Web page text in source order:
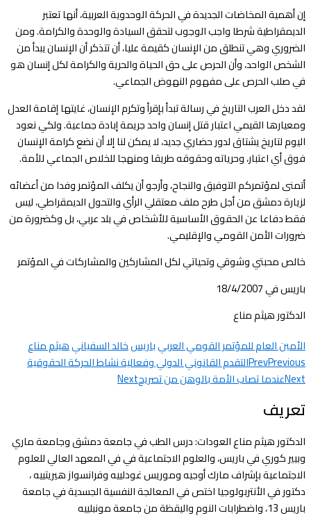
إن أهمية المخاضات الجديدة في الحركة الوحدوية العربية، أنها تعتبر
الديمقراطية شرطا واجب الوجوب لتحقق السيادة والوحدة والكرامة. ومن
الضروري وهي تنطلق من الإنسان كقيمة عليا، أن تتذكر أن الإنسان يبدأ من
الشخص الواحد، وأن الحرص على حق الحياة والحرية والكرامة لكل إنسان هو
في صلب الحرص على مفهوم النهوض الجماعي.
لقد دخل العرب التاريخ في رسالة تبدأ بإقرأ وتكرم الإنسان، غايتها إقامة العدل
ومعيارها القيمي اعتبار قتل إنسان واحد جريمة إبادة جماعية. ولكي نعود
اليوم لتاريخ يشتاق لدور حضاري جديد، لا يمكن لنا إلا أن نضع كرامة الإنسان
فوق أي اعتبار، وحرياته وحقوقه طريقا ومنهجا للخلاص الجماعي للأمة.
أتمنى لمؤتمركم التوفيق والنجاح، وأرجو أن يكلف المؤتمر وفدا من أعضائه
لزيارة دمشق من أجل طرح ملف معتقلي الرأي والتحول الديمقراطي، ليس
فقط دفاعا عن الحقوق الأساسية للأشخاص في بلد عربي، بل وكضرورة من
ضرورات الأمن القومي والإقليمي.
خالص محبتي وشوقي وتحياتي لكل المشاركين والمشاركات في المؤتمر
باريس في 18/4/2007
الدكتور هيثم مناع
الأمين العام للمؤتمر القومي العربيباريسخالد السفيانيهيثم مناع
PrevPrevious
التقدم القانوني الدولي وفعالية نشاط الحركة الحقوقية
Nextعندما تصاب الأمة بالوهن من تصريحNext
تعريف
الدكتور هيثم مناع العودات: درس الطب في جامعة دمشق وجامعة ماري
وبيير كوري في باريس، والعلوم الاجتماعية في في المعهد العالي للعلوم
الاجتماعية بإشراف مارك أوجيه وموريس غودلييه وفرانسواز هيريتييه ،
دكتور في الأنتربولوجيا اختص في المعالجة النفسية الجسدية في جامعة
باريس 13، واضطرابات النوم واليقظة من جامعة مونبلييه